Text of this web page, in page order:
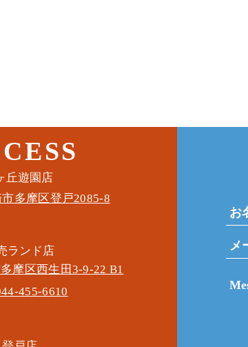
トをシェア
丘遊園店
多摩区​登戸2085-8
ランド店
摩区​西生田3-9-22 B1
455-6610